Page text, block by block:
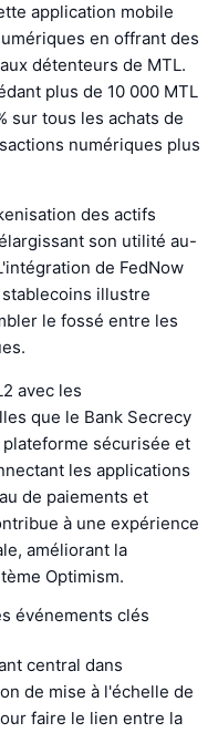
application mobile
en offrant des
détenteurs de MTL.
plus de 10 000 MTL
sur tous les achats de
numériques plus
des actifs
son utilité au-
de FedNow
illustre
le fossé entre les
avec les
que le Bank Secrecy
sécurisée et
les applications
de paiements et
à une expérience
améliorant la
Optimism.
événements clés
central dans
de mise à l'échelle de
faire le lien entre la